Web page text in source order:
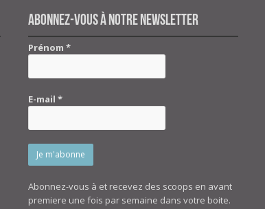
Abonnez-vous à notre newsletter
Prénom*
E-mail*
Abonnez-vous à et recevez des scoops en avant
premiere une fois par semaine dans votre boite.